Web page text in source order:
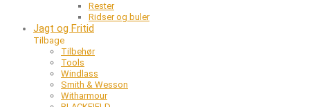
Rester
Ridser og buler
Jagt og Fritid
Tilbage
Tilbehør
Tools
Windlass
Smith & Wesson
Witharmour